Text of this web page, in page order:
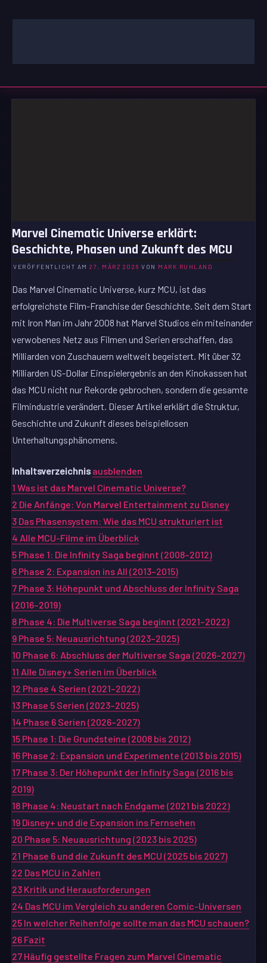
Inhalt
Marvel Cinematic Universe erklärt:
Geschichte, Phasen und Zukunft des MCU
VERÖFFENTLICHT AM27. MÄRZ 2026 VON MARK RUHLAND
Das Marvel Cinematic Universe, kurz MCU, ist das
erfolgreichste Film-Franchise der Geschichte. Seit dem Start
mit Iron Man im Jahr 2008 hat Marvel Studios ein miteinander
verwobenes Netz aus Filmen und Serien erschaffen, das
Milliarden von Zuschauern weltweit begeistert. Mit über 32
Milliarden US-Dollar Einspielergebnis an den Kinokassen hat
das MCU nicht nur Rekorde gebrochen, sondern die gesamte
Filmindustrie verändert. Dieser Artikel erklärt die Struktur,
Geschichte und Zukunft dieses beispiellosen
Unterhaltungsphänomens.
Inhaltsverzeichnis ausblenden
1 Was ist das Marvel Cinematic Universe?
2 Die Anfänge: Von Marvel Entertainment zu Disney
3 Das Phasensystem: Wie das MCU strukturiert ist
4 Alle MCU-Filme im Überblick
5 Phase 1: Die Infinity Saga beginnt (2008–2012)
6 Phase 2: Expansion ins All (2013–2015)
7 Phase 3: Höhepunkt und Abschluss der Infinity Saga
(2016–2019)
8 Phase 4: Die Multiverse Saga beginnt (2021–2022)
9 Phase 5: Neuausrichtung (2023–2025)
10 Phase 6: Abschluss der Multiverse Saga (2026–2027)
11 Alle Disney+ Serien im Überblick
12 Phase 4 Serien (2021–2022)
13 Phase 5 Serien (2023–2025)
14 Phase 6 Serien (2026–2027)
15 Phase 1: Die Grundsteine (2008 bis 2012)
16 Phase 2: Expansion und Experimente (2013 bis 2015)
17 Phase 3: Der Höhepunkt der Infinity Saga (2016 bis
2019)
18 Phase 4: Neustart nach Endgame (2021 bis 2022)
19 Disney+ und die Expansion ins Fernsehen
20 Phase 5: Neuausrichtung (2023 bis 2025)
21 Phase 6 und die Zukunft des MCU (2025 bis 2027)
22 Das MCU in Zahlen
23 Kritik und Herausforderungen
24 Das MCU im Vergleich zu anderen Comic-Universen
25 In welcher Reihenfolge sollte man das MCU schauen?
26 Fazit
27 Häufig gestellte Fragen zum Marvel Cinematic